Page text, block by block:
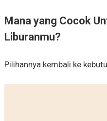
Mana yang Cocok
Liburanmu?
Pilihannya kembali ke